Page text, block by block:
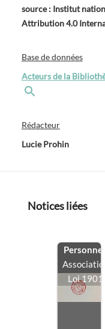
source : Institut
Attribution 4.0
Base de données
Acteurs de la
Rédacteur
Lucie Prohin
Notices liées
Personne
Association
Loi 1901